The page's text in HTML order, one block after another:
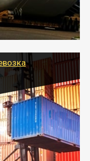
поможет вам
негабаритные
и
оптимальный
специальном
качественно и